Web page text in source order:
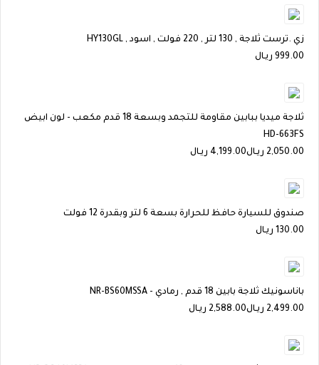
زي .ترست ثلاجة , 130 لتر , 220 فولت , اسود , HY130GL
999.00 ريـال
ثلاجة ميديا ببابين مقاومة للتجمد وبسعة 18 قدم مكعب - لون ابيض
HD-663FS
2,050.00 ريـال4,199.00 ريـال
صندوق للسيارة حافظ للحرارة بسعة 6 لتر وبقدرة 12 فولت
130.00 ريـال
باناسونيك ثلاجة بابين 18 قدم , رمادي - NR-BS60MSSA
2,499.00 ريـال2,588.00 ريـال